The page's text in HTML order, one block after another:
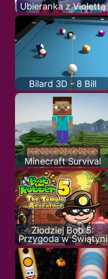
Ubieranka z Violettą
Bilard 3D - 8 Bill
Minecraft Survival
Złodziej Bob 5:
Przygoda w Świątyni